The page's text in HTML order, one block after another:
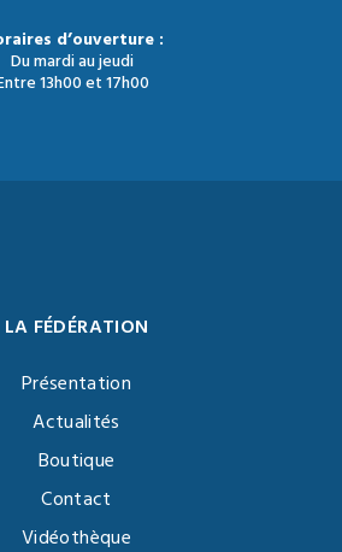
d’ouverture :
Du mardi au jeudi
13h00 et 17h00
LA FÉDÉRATION
Présentation
Actualités
Boutique
Contact
Vidéothèque